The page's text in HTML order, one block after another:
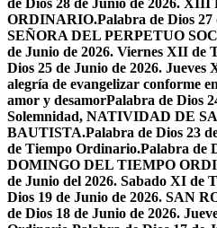
de Dios 28 de Junio de 2026.
ORDINARIO.Palabra de Dios
SEÑORA DEL PERPETUO
de Junio de 2026. Viernes XII de
Dios 25 de Junio de 2026.
alegría de evangelizar conforme
amor y desamorPalabra de Dios
Solemnidad, NATIVIDAD DE
BAUTISTA.Palabra de Dios 23
de Tiempo Ordinario.Palabra de
DOMINGO DEL TIEMPO
de Junio del 2026. Sabado XI de
Dios 19 de Junio de 2026. SAN
de Dios 18 de Junio de 2026.